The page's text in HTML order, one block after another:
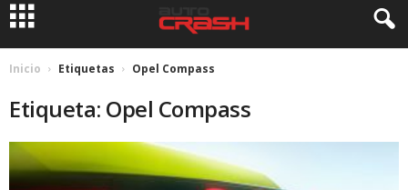
Inicio Etiquetas Opel Compass
Etiqueta: Opel Compass